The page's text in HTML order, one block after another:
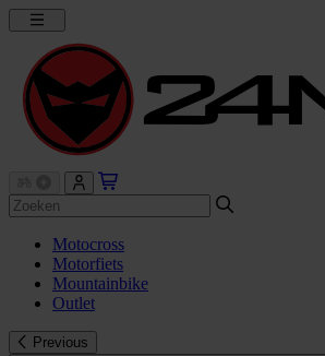
Motocross
Motorfiets
Mountainbike
Outlet
Previous